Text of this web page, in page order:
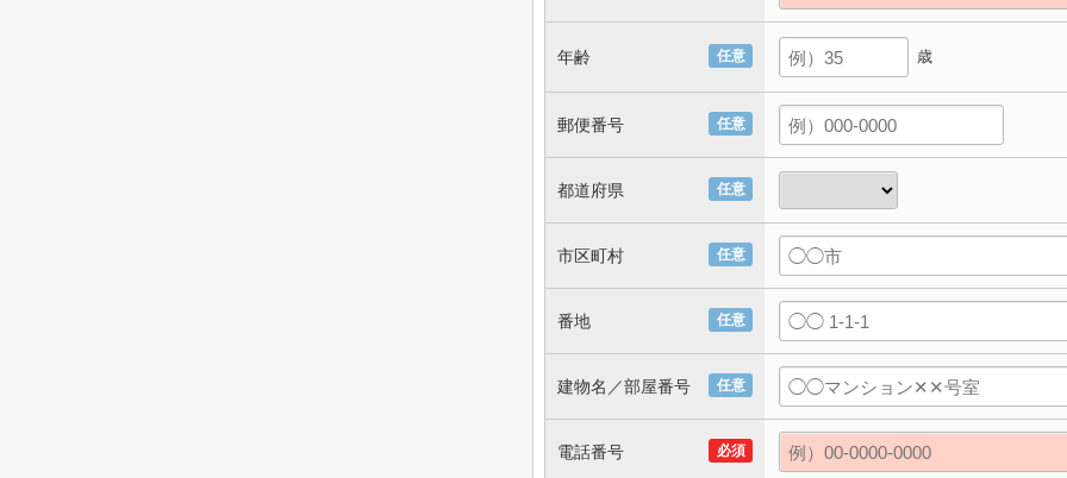
任意
年齢 歳
任意
郵便番号
任意
都道府県
任意
市区町村
任意
番地
任意
建物名／部屋番号
必須
電話番号